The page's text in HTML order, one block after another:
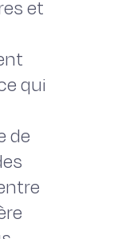
et
qui
de